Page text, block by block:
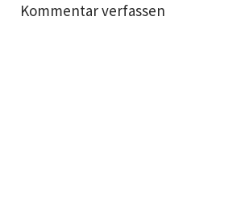
Kommentar verfassen